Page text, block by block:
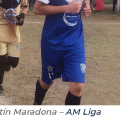
Maradona – AM Liga